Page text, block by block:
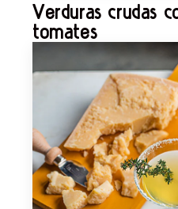
Verduras crudas
tomates